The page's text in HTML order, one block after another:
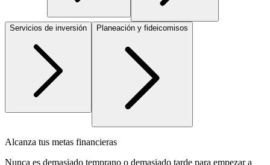
Servicios de inversión Planeación y fideicomisos
Alcanza tus metas financieras
Nunca es demasiado temprano o demasiado tarde para empezar a